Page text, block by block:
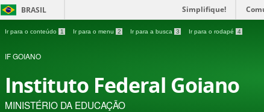
BRASIL Simplifique!
Ir para o conteúdo 1 Ir para o menu 2 Ir para a busca 3 Ir para o rodapé 4
IF GOIANO
Instituto Federal Goiano
MINISTÉRIO DA EDUCAÇÃO